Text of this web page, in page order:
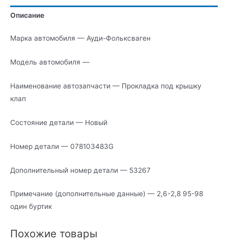
крышку
клап
Описание
Марка автомобиля — Ауди-Фольксваген
Модель автомобиля —
Наименование автозапчасти — Прокладка под крышку
клап
Состояние детали — Новый
Номер детали — 078103483G
Дополнительный номер детали — 53267
Примечание (дополнительные данные) — 2,6-2,8 95-98
один буртик
Похожие товары